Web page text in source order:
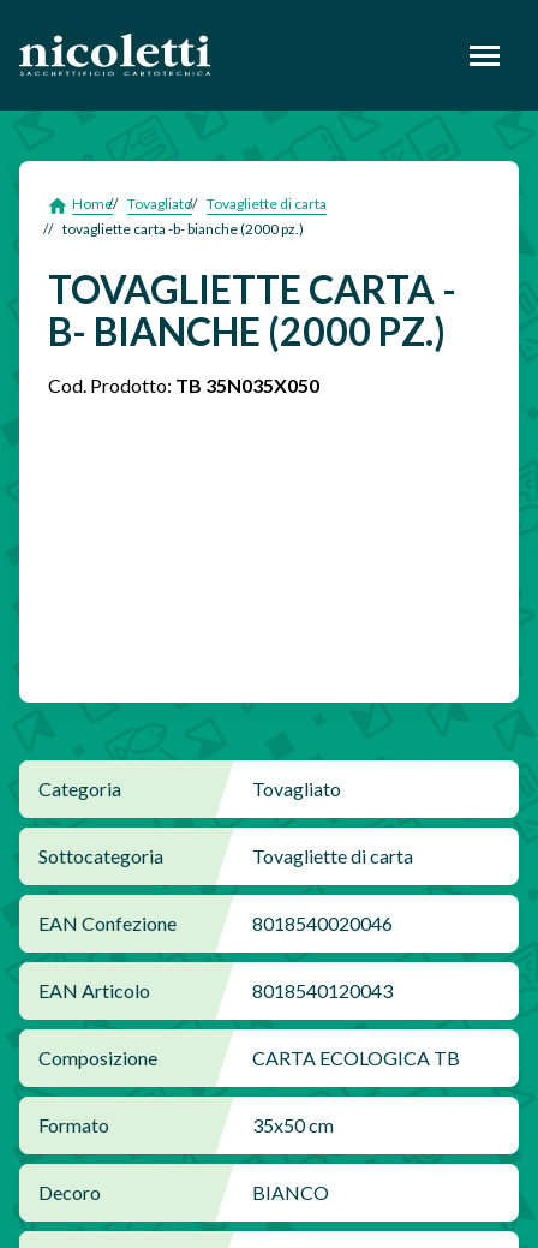
footer
Home Tovagliato
Tovagliette di carta
tovagliette carta -b- bianche (2000 pz.)
TOVAGLIETTE CARTA -
B- BIANCHE (2000 PZ.)
Cod. Prodotto: TB 35N035X050
Categoria Tovagliato
Sottocategoria Tovagliette di carta
EAN Confezione 8018540020046
EAN Articolo 8018540120043
Composizione CARTA ECOLOGICA TB
Formato 35x50 cm
Decoro BIANCO